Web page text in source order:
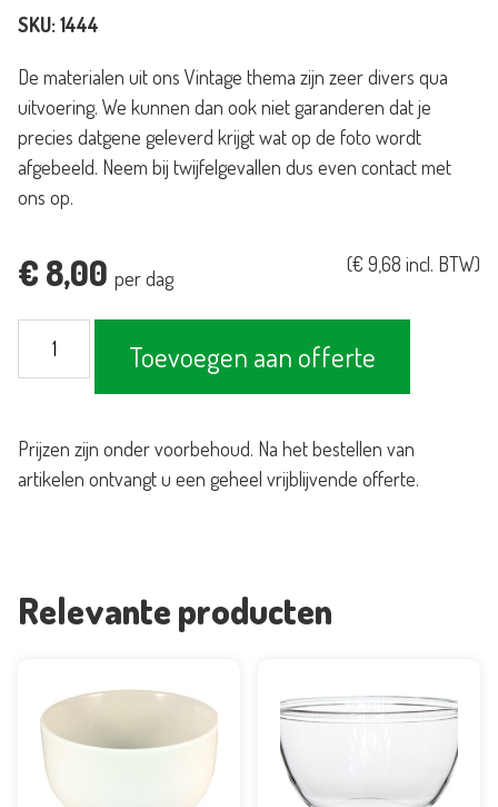
SKU:1444
De materialen uit ons Vintage thema zijn zeer divers qua
uitvoering. We kunnen dan ook niet garanderen dat je
precies datgene geleverd krijgt wat op de foto wordt
afgebeeld. Neem bij twijfelgevallen dus even contact met
ons op.
€ 8,00 per dag
(€ 9,68 incl. BTW)
Vintage
aantal
Toevoegen aan offerte
Prijzen zijn onder voorbehoud. Na het bestellen van
artikelen ontvangt u een geheel vrijblijvende offerte.
Relevante producten